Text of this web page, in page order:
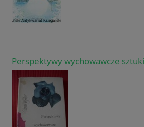
Perspektywy wychowawcze sztuki